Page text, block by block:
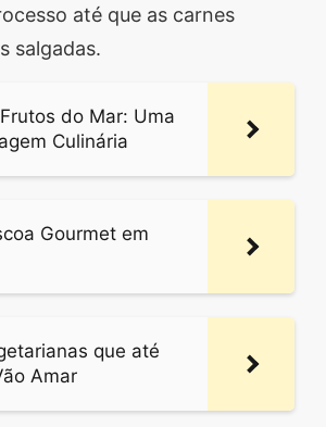
até que as carnes
salgadas.
do Mar: Uma
Culinária
Gourmet em
que até
Amar